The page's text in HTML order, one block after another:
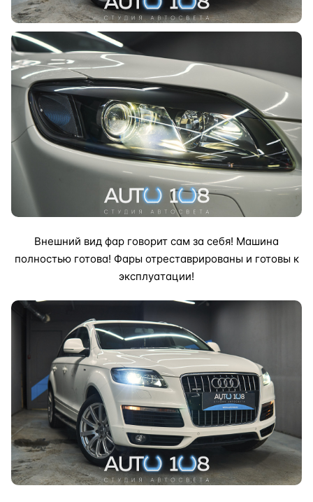
Внешний вид фар говорит сам за себя! Машина
полностью готова! Фары отреставрированы и готовы к
эксплуатации!